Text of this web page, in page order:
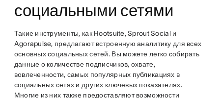
социальными сетями
Такие инструменты, как Hootsuite, Sprout Social и
Agorapulse, предлагают встроенную аналитику для всех
основных социальных сетей. Вы можете легко собирать
данные о количестве подписчиков, охвате,
вовлеченности, самых популярных публикациях в
социальных сетях и других ключевых показателях.
Многие из них также предоставляют возможности